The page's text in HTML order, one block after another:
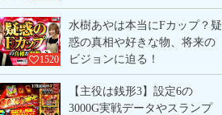
すぎる展開に！？
1520
水樹あやは本当にFカップ？疑
惑の真相や好きな物、将来の
ビジョンに迫る！
【主役は銭形3】設定6の
3000G実戦データやスランプ